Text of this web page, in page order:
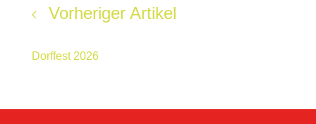
Vorheriger Artikel
Dorffest 2026